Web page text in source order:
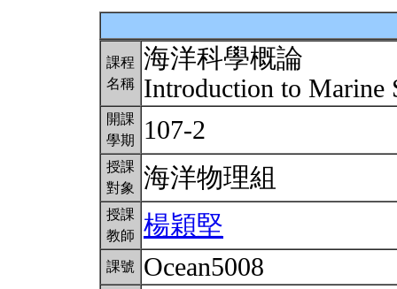
課程
名稱
海洋科學概論
Introduction to Marine
開課
學期
107-2
授課
對象
海洋物理組
授課
教師
楊穎堅
課號 Ocean5008